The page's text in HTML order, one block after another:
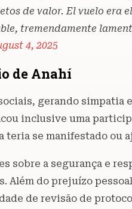
de valor. El vuelo era
tremendamente
4, 2025
de Anahí
gerando simpatia
inclusive uma
teria se manifestado ou
sobre a segurança e
Além do prejuízo
de revisão de